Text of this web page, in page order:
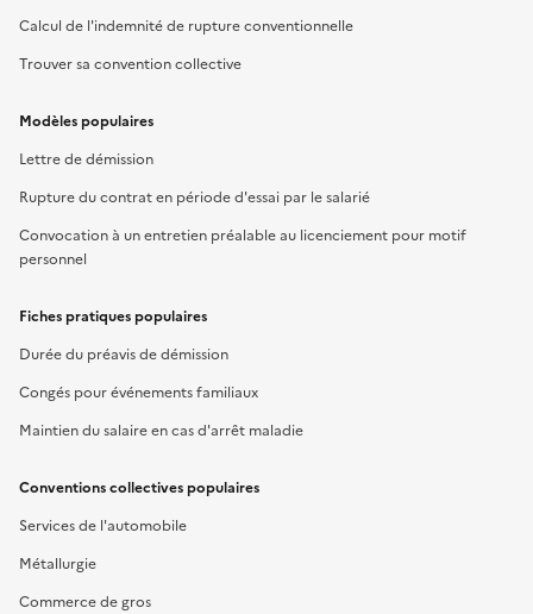
Calcul de l'indemnité de rupture conventionnelle
Trouver sa convention collective
Modèles populaires
Lettre de démission
Rupture du contrat en période d'essai par le salarié
Convocation à un entretien préalable au licenciement pour motif
personnel
Fiches pratiques populaires
Durée du préavis de démission
Congés pour événements familiaux
Maintien du salaire en cas d'arrêt maladie
Conventions collectives populaires
Services de l'automobile
Métallurgie
Commerce de gros